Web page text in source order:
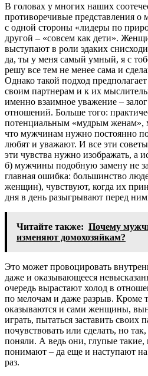
В головах у многих наших
противоречивые представления о
с одной стороны «лидеры по
другой – «совсем как дети».
выступают в роли эдаких
да, ты у меня самый умный, я с
решу все тем не менее сама и
Однако такой подход
своим партнерам и к их
именно взаимное уважение –
отношений. Больше того:
потенциальным «мудрым женам»,
что мужчинам нужно постоянно
любят и уважают. И все эти
эти чувства нужно изображать, а
б) мужчины подобную замену не
главная ошибка: большинство
женщин), чувствуют, когда их
дня в день разыгрывают перед
Читайте также: Почему
изменяют домохозяйкам?
Это может провоцировать
даже и оказывающееся
очередь вырастают холод в
по мелочам и даже разрыв. Кроме
оказываются и сами женщины,
играть, пытаться заставить своих
почувствовать или сделать, но
поняли. А ведь они, глупые такие,
понимают – да еще и наступают
раз.